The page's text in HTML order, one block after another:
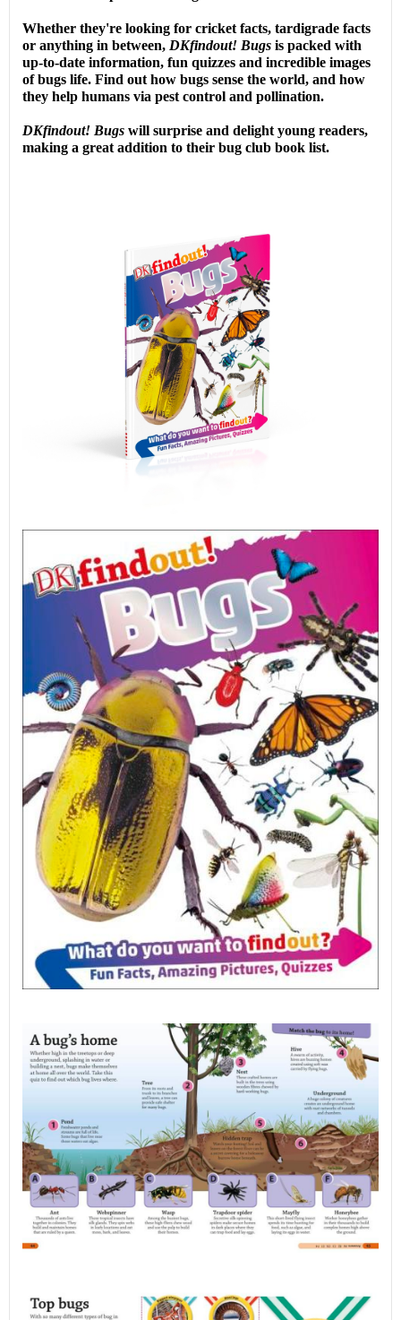
Whether they're looking for cricket facts, tardigrade facts
or anything in between, DKfindout! Bugs is packed with
up-to-date information, fun quizzes and incredible images
of bugs life. Find out how bugs sense the world, and how
they help humans via pest control and pollination.
DKfindout! Bugs will surprise and delight young readers,
making a great addition to their bug club book list.